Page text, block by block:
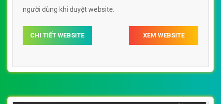
người dùng khi duyệt website.
CHI TIẾT WEBSITE XEM WEBSITE